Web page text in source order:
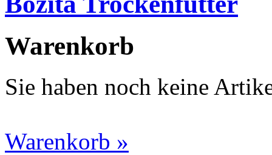
Warenkorb
Sie haben noch keine
Warenkorb »